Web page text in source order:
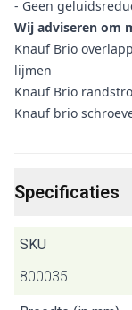
- Geen
Wij adviseren om
Knauf Brio
lijmen
Knauf Brio
Knauf brio
Specificaties
SKU
800035